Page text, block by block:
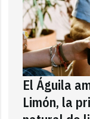
El Águila
Limón, la